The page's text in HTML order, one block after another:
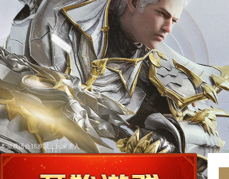
本游戏适合18岁以上玩家进入